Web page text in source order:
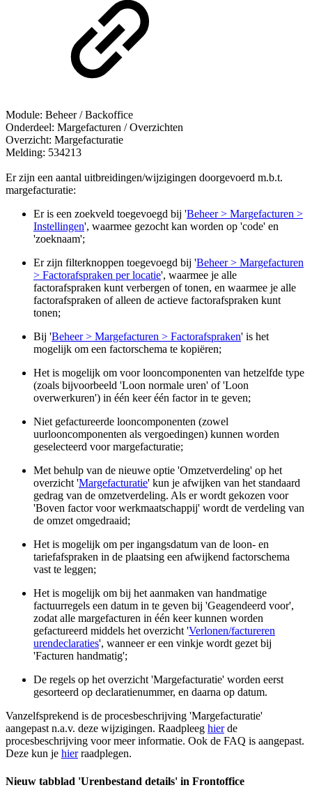
Module: Beheer / Backoffice
Onderdeel: Margefacturen / Overzichten
Overzicht: Margefacturatie
Melding: 534213
Er zijn een aantal uitbreidingen/wijzigingen doorgevoerd m.b.t.
margefacturatie:
Er is een zoekveld toegevoegd bij 'Beheer > Margefacturen >
Instellingen', waarmee gezocht kan worden op 'code' en
'zoeknaam';
Er zijn filterknoppen toegevoegd bij 'Beheer > Margefacturen
> Factorafspraken per locatie', waarmee je alle
factorafspraken kunt verbergen of tonen, en waarmee je alle
factorafspraken of alleen de actieve factorafspraken kunt
tonen;
Bij 'Beheer > Margefacturen > Factorafspraken' is het
mogelijk om een factorschema te kopiëren;
Het is mogelijk om voor looncomponenten van hetzelfde type
(zoals bijvoorbeeld 'Loon normale uren' of 'Loon
overwerkuren') in één keer één factor in te geven;
Niet gefactureerde looncomponenten (zowel
uurlooncomponenten als vergoedingen) kunnen worden
geselecteerd voor margefacturatie;
Met behulp van de nieuwe optie 'Omzetverdeling' op het
overzicht 'Margefacturatie' kun je afwijken van het standaard
gedrag van de omzetverdeling. Als er wordt gekozen voor
'Boven factor voor werkmaatschappij' wordt de verdeling van
de omzet omgedraaid;
Het is mogelijk om per ingangsdatum van de loon- en
tariefafspraken in de plaatsing een afwijkend factorschema
vast te leggen;
Het is mogelijk om bij het aanmaken van handmatige
factuurregels een datum in te geven bij 'Geagendeerd voor',
zodat alle margefacturen in één keer kunnen worden
gefactureerd middels het overzicht 'Verlonen/factureren
urendeclaraties', wanneer er een vinkje wordt gezet bij
'Facturen handmatig';
De regels op het overzicht 'Margefacturatie' worden eerst
gesorteerd op declaratienummer, en daarna op datum.
Vanzelfsprekend is de procesbeschrijving 'Margefacturatie'
aangepast n.a.v. deze wijzigingen. Raadpleeg hierde
procesbeschrijving voor meer informatie. Ook de FAQ is aangepast.
Deze kun je hierraadplegen.
Nieuw tabblad 'Urenbestand details' in Frontoffice